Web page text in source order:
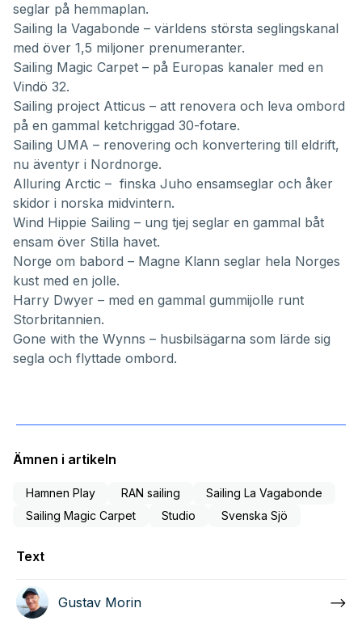
seglar på hemmaplan.
Sailing la Vagabonde – världens största seglingskanal
med över 1,5 miljoner prenumeranter.
Sailing Magic Carpet – på Europas kanaler med en
Vindö 32.
Sailing project Atticus – att renovera och leva ombord
på en gammal ketchriggad 30-fotare.
Sailing UMA – renovering och konvertering till eldrift,
nu äventyr i Nordnorge.
Alluring Arctic – finska Juho ensamseglar och åker
skidor i norska midvintern.
Wind Hippie Sailing – ung tjej seglar en gammal båt
ensam över Stilla havet.
Norge om babord – Magne Klann seglar hela Norges
kust med en jolle.
Harry Dwyer – med en gammal gummijolle runt
Storbritannien.
Gone with the Wynns – husbilsägarna som lärde sig
segla och flyttade ombord.
Ämnen i artikeln
Hamnen Play RAN sailing
Sailing La Vagabonde
Sailing Magic Carpet
Studio Svenska Sjö
Text
Gustav Morin